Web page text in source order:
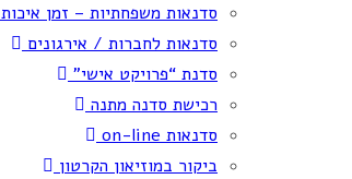
סדנאות משפחתיות – זמן איכות
סדנאות לחברות / אירגונים
סדנת “פרויקט אישי”
רכישת סדנה מתנה
סדנאות on-line
ביקור במוזיאון הקרטון